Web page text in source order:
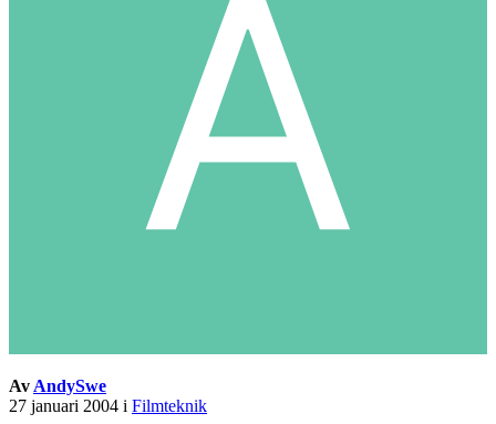
AvAndySwe
27 januari 2004 i Filmteknik